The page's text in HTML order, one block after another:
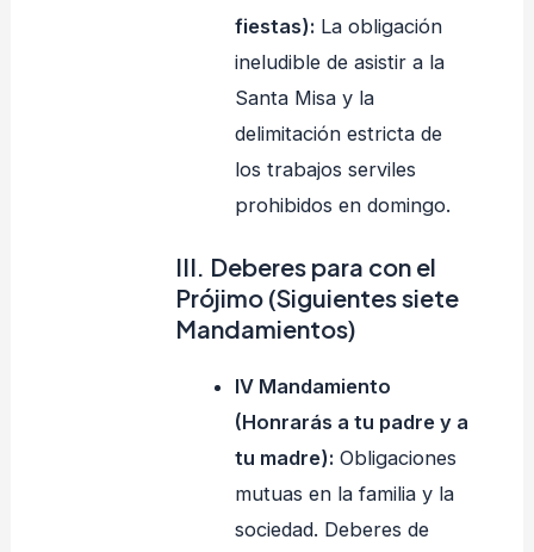
fiestas): La obligación
ineludible de asistir a la
Santa Misa y la
delimitación estricta de
los trabajos serviles
prohibidos en domingo.
III. Deberes para con el
Prójimo (Siguientes siete
Mandamientos)
IV Mandamiento
(Honrarás a tu padre y a
tu madre): Obligaciones
mutuas en la familia y la
sociedad. Deberes de